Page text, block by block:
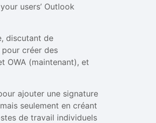
users’ Outlook
discutant de
pour créer des
OWA (maintenant), et
ajouter une signature
seulement en créant
de travail individuels